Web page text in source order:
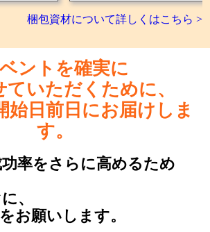
梱包資材について詳しくはこちら >
ントを確実に
ていただくために、
始日前日にお届けしま
す。
率をさらに高めるため
、
お願いします。